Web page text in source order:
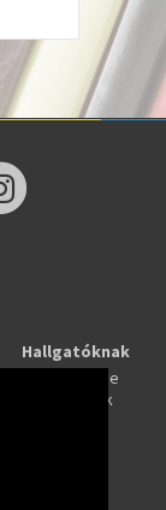
Hallgatóknak
Tanulj online
Képzések